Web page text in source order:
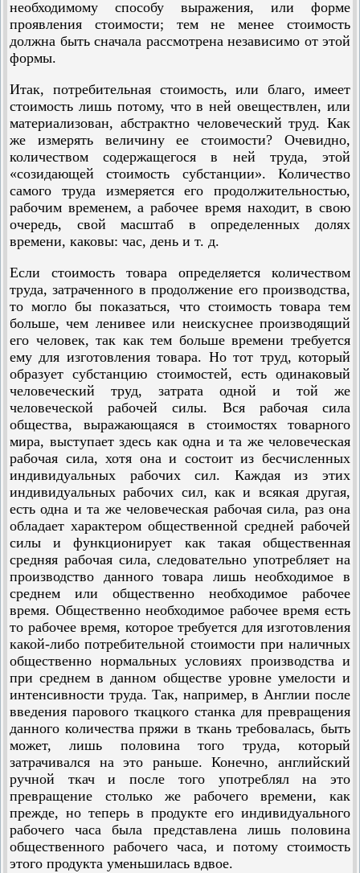
необходимому способу выражения, или форме
проявления стоимости; тем не менее стоимость
должна быть сначала рассмотрена независимо от этой
формы.
Итак, потребительная стоимость, или благо, имеет
стоимость лишь потому, что в ней овеществлен, или
материализован, абстрактно человеческий труд. Как
же измерять величину ее стоимости? Очевидно,
количеством содержащегося в ней труда, этой
«созидающей стоимость субстанции». Количество
самого труда измеряется его продолжительностью,
рабочим временем, а рабочее время находит, в свою
очередь, свой масштаб в определенных долях
времени, каковы: час, день и т. д.
Если стоимость товара определяется количеством
труда, затраченного в продолжение его производства,
то могло бы показаться, что стоимость товара тем
больше, чем ленивее или неискуснее производящий
его человек, так как тем больше времени требуется
ему для изготовления товара. Но тот труд, который
образует субстанцию стоимостей, есть одинаковый
человеческий труд, затрата одной и той же
человеческой рабочей силы. Вся рабочая сила
общества, выражающаяся в стоимостях товарного
мира, выступает здесь как одна и та же человеческая
рабочая сила, хотя она и состоит из бесчисленных
индивидуальных рабочих сил. Каждая из этих
индивидуальных рабочих сил, как и всякая другая,
есть одна и та же человеческая рабочая сила, раз она
обладает характером общественной средней рабочей
силы и функционирует как такая общественная
средняя рабочая сила, следовательно употребляет на
производство данного товара лишь необходимое в
среднем или общественно необходимое рабочее
время. Общественно необходимое рабочее время есть
то рабочее время, которое требуется для изготовления
какой-либо потребительной стоимости при наличных
общественно нормальных условиях производства и
при среднем в данном обществе уровне умелости и
интенсивности труда. Так, например, в Англии после
введения парового ткацкого станка для превращения
данного количества пряжи в ткань требовалась, быть
может, лишь половина того труда, который
затрачивался на это раньше. Конечно, английский
ручной ткач и после того употреблял на это
превращение столько же рабочего времени, как
прежде, но теперь в продукте его индивидуального
рабочего часа была представлена лишь половина
общественного рабочего часа, и потому стоимость
этого продукта уменьшилась вдвое.